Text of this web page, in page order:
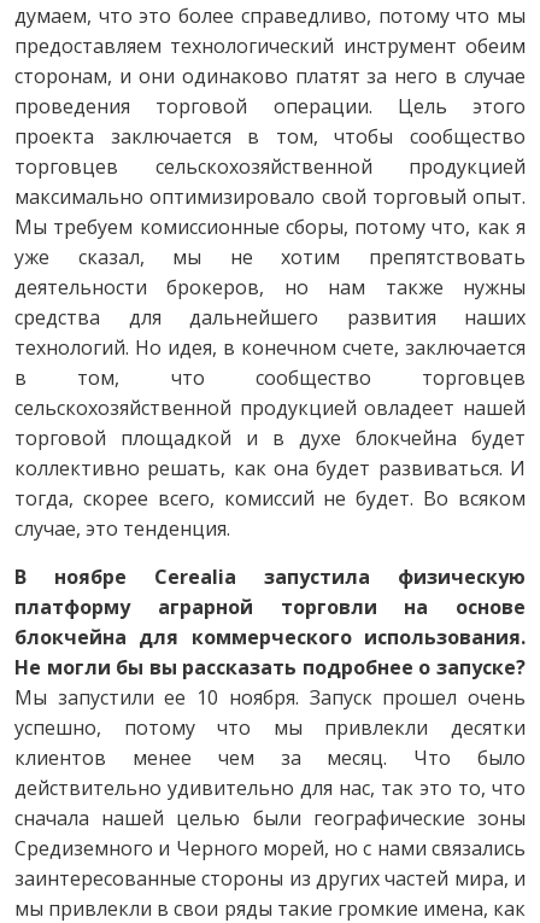
думаем, что это более справедливо, потому что мы
предоставляем технологический инструмент обеим
сторонам, и они одинаково платят за него в случае
проведения торговой операции. Цель этого
проекта заключается в том, чтобы сообщество
торговцев сельскохозяйственной продукцией
максимально оптимизировало свой торговый опыт.
Мы требуем комиссионные сборы, потому что, как я
уже сказал, мы не хотим препятствовать
деятельности брокеров, но нам также нужны
средства для дальнейшего развития наших
технологий. Но идея, в конечном счете, заключается
в том, что сообщество торговцев
сельскохозяйственной продукцией овладеет нашей
торговой площадкой и в духе блокчейна будет
коллективно решать, как она будет развиваться. И
тогда, скорее всего, комиссий не будет. Во всяком
случае, это тенденция.
В ноябре Cerealia запустила физическую
платформу аграрной торговли на основе
блокчейна для коммерческого использования.
Не могли бы вы рассказать подробнее о запуске?
Мы запустили ее 10 ноября. Запуск прошел очень
успешно, потому что мы привлекли десятки
клиентов менее чем за месяц. Что было
действительно удивительно для нас, так это то, что
сначала нашей целью были географические зоны
Средиземного и Черного морей, но с нами связались
заинтересованные стороны из других частей мира, и
мы привлекли в свои ряды такие громкие имена, как